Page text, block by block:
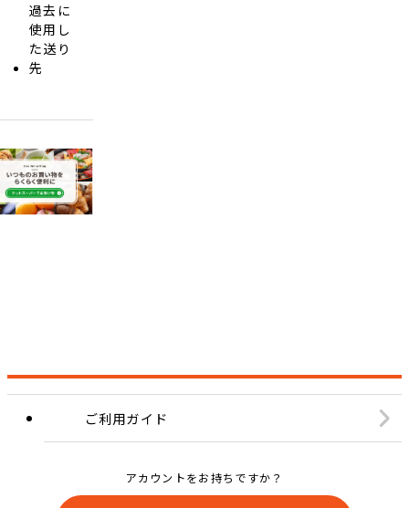
過去に
使用し
た送り
先
ご利用ガイド
アカウントをお持ちですか？